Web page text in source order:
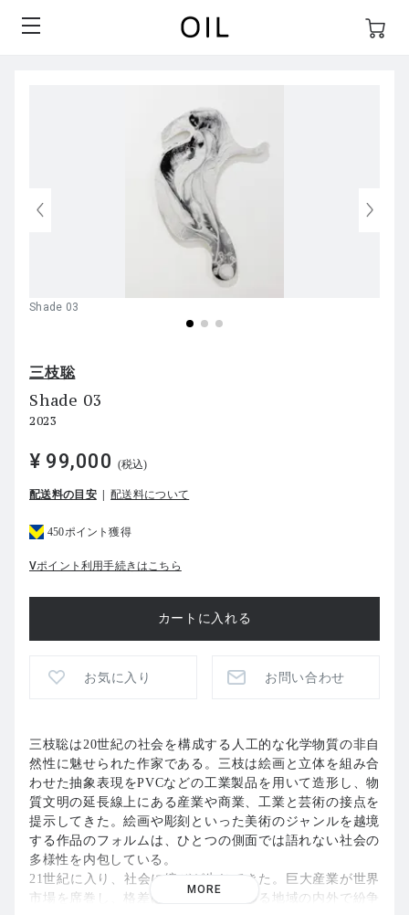
Shade 03
三枝聡
Shade 03
2023
¥ 99,000 (税込)
配送料の目安 配送料について
450ポイント獲得
Vポイント利用手続きはこちら
お気に入り お問い合わせ
三枝聡は20世紀の社会を構成する人工的な化学物質の非自
然性に魅せられた作家である。三枝は絵画と立体を組み合
わせた抽象表現をPVCなどの工業製品を用いて造形し、物
質文明の延長線上にある産業や商業、工業と芸術の接点を
提示してきた。絵画や彫刻といった美術のジャンルを越境
する作品のフォルムは、ひとつの側面では語れない社会の
多様性を内包している。
21世紀に入り、社会に綻びが生じてきた。巨大産業が世界
市場を席巻し、格差は広がり、あらゆる地域の内外で紛争
MORE